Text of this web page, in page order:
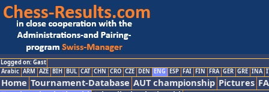
Logged on: Gast
Arabic ARM AZE BIH BUL CAT CHN CRO CZE DEN ENG ESP FAI FIN FRA GER GRE INA
Home Tournament-Database AUT championship Pictures